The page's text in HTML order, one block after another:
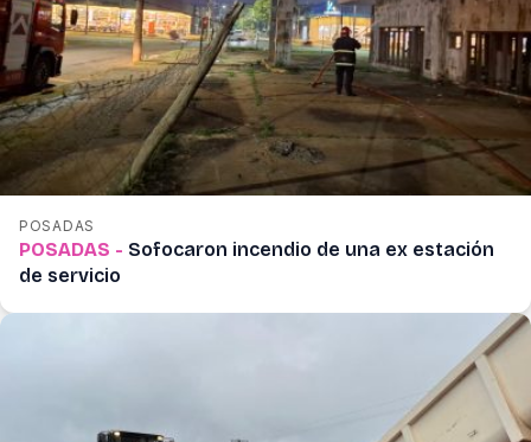
POSADAS
POSADAS - Sofocaron incendio de una ex estación
de servicio